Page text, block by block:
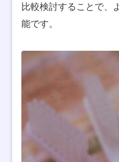
比較検討することで、
能です。